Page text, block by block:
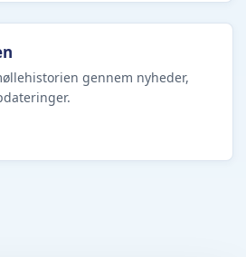
gennem nyheder,